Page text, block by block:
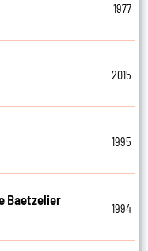
1977
2015
1995
Baetzelier
1994